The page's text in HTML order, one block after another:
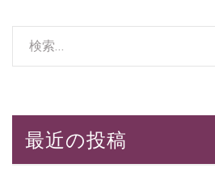
検
索:
最近の投稿